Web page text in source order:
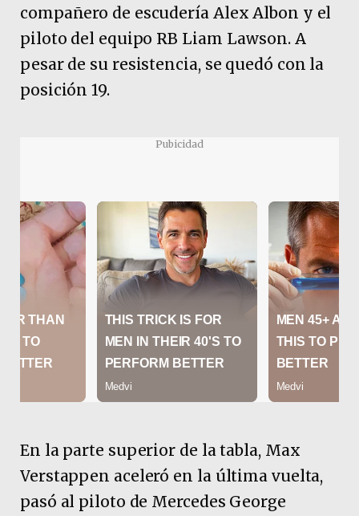
compañero de escudería Alex Albon y el
piloto del equipo RB Liam Lawson. A
pesar de su resistencia, se quedó con la
posición 19.
Pubicidad
En la parte superior de la tabla, Max
Verstappen aceleró en la última vuelta,
pasó al piloto de Mercedes George